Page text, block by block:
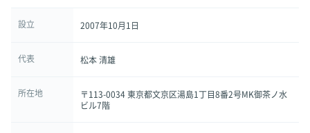
設立 2007年10月1日
代表 松本 清雄
所在地
〒113-0034 東京都文京区湯島1丁目8番2号MK御茶ノ水
ビル7階